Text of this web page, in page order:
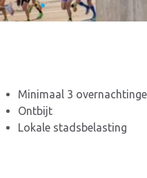
Minimaal 3
Ontbijt
Lokale stadsbelasting